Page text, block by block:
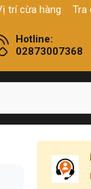
HCM Sản
trí cừa hàng Tra
Hotline:
02873007368